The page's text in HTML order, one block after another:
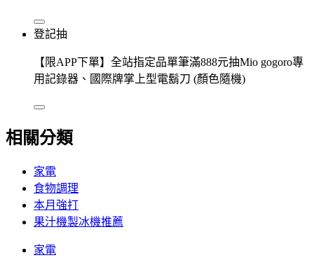
登記抽
【限APP下單】全站指定品單筆滿888元抽Mio gogoro專
用記錄器、國際牌掌上型電鬍刀 (顏色隨機)
相關分類
家電
食物調理
本月強打
果汁機製冰機推薦
家電